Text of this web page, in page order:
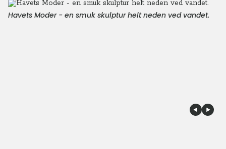
Havets Moder - en smuk skulptur helt neden ved vandet.